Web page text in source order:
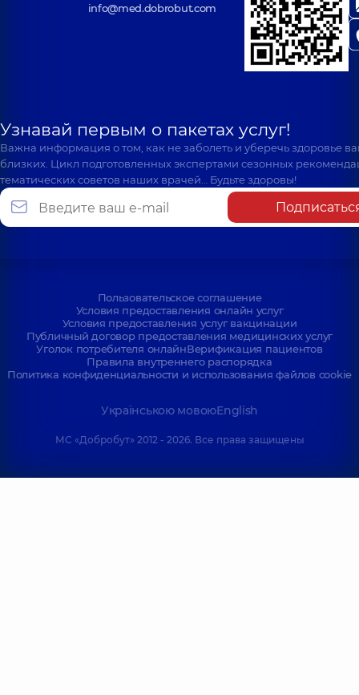
info@med.dobrobut.com
Узнавай первым о пакетах услуг!
Важна информация о том, как не заболеть и уберечь здоровье
близких. Цикл подготовленных экспертами сезонных
тематических советов наших врачей… Будьте здоровы!
Пользовательское соглашение
Условия предоставления онлайн услуг
Условия предоставления услуг вакцинации
Публичный договор предоставления медицинских услуг
Уголок потребителя онлайнВерификация пациентов
Правила внутреннего распорядка
Политика конфиденциальности и использования файлов cookie
Українською мовоюEnglish
МС «Добробут» 2012 - 2026. Все права защищены